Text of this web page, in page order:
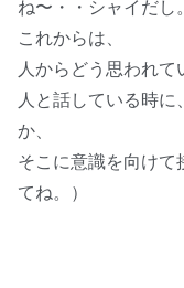
ね〜・・シャイだし。
これからは、
人からどう思われて
人と話している時
か、
そこに意識を向けて
てね。）